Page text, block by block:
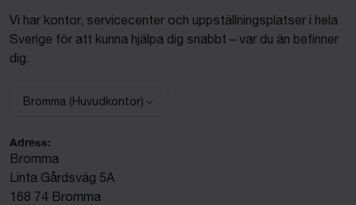
Vi har kontor, servicecenter och uppställningsplatser i hela
Sverige för att kunna hjälpa dig snabbt – var du än befinner
dig.
Välj anläggning:
Bromma (Huvudkontor)
Adress:
Bromma
Linta Gårdsväg 5A
168 74 Bromma